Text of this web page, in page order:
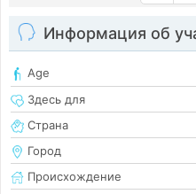
Информация об
Age
Здесь для
Страна
Город
Происхождение